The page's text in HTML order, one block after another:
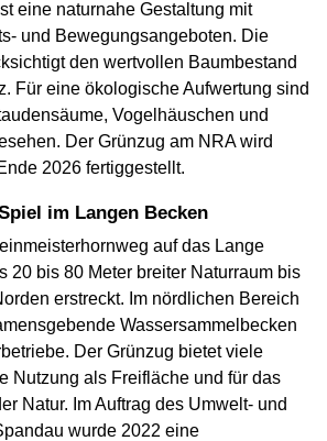
eine naturnahe Gestaltung mit
und Bewegungsangeboten. Die
den wertvollen Baumbestand
Für eine ökologische Aufwertung sind
Vogelhäuschen und
Der Grünzug am NRA wird
2026 fertiggestellt.
im Langen Becken
auf das Lange
20 bis 80 Meter breiter Naturraum bis
erstreckt. Im nördlichen Bereich
Wassersammelbecken
Der Grünzug bietet viele
Nutzung als Freifläche und für das
Natur. Im Auftrag des Umwelt- und
wurde 2022 eine